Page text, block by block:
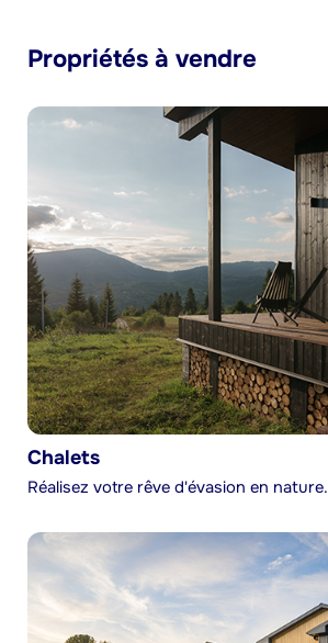
Propriétés à vendre
Chalets
Réalisez votre rêve d'évasion en nature.